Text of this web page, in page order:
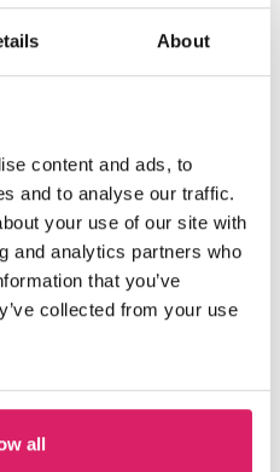
About
content and ads, to
and to analyse our traffic.
your use of our site with
and analytics partners who
that you’ve
collected from your use
all
21x4x2cm